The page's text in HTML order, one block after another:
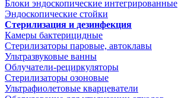
Блоки эндоскопические интегрированные
Эндоскопические стойки
Стерилизация и дезинфекция
Камеры бактерицидные
Стерилизаторы паровые, автоклавы
Ультразвуковые ванны
Облучатели-рециркуляторы
Стерилизаторы озоновые
Ультрафиолетовые кварцеватели